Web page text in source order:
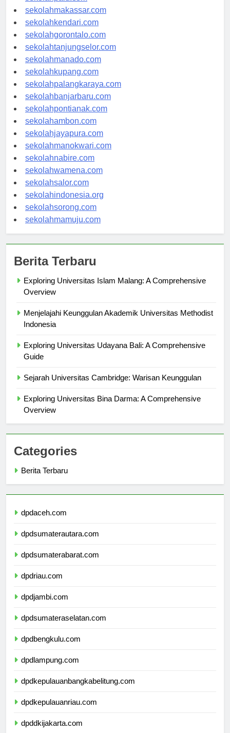
sekolahpalu.com
sekolahmakassar.com
sekolahkendari.com
sekolahgorontalo.com
sekolahtanjungselor.com
sekolahmanado.com
sekolahkupang.com
sekolahpalangkaraya.com
sekolahbanjarbaru.com
sekolahpontianak.com
sekolahambon.com
sekolahjayapura.com
sekolahmanokwari.com
sekolahnabire.com
sekolahwamena.com
sekolahsalor.com
sekolahindonesia.org
sekolahsorong.com
Exploring Universitas Islam Malang: A Comprehensive
Menjelajahi Keunggulan Akademik Universitas Methodist
Exploring Universitas Udayana Bali: A Comprehensive
Exploring Universitas Bina Darma: A Comprehensive
Categories